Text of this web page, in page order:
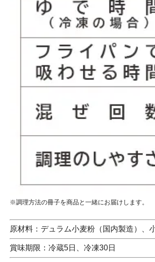
※調理方法の冊子を商品と一緒にお届けします。
原材料：デュラム小麦粉（国内製造）、
賞味期限：冷蔵5日、冷凍30日